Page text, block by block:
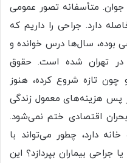
جوان. متأسفانه تصور عمومی
دارد. جراحی را داریم که
بوده، سال‌ها درس خوانده و
در تهران شده است. حقوق
و چون تازه شروع کرده، هنوز
پس هزینه‌های معمول زندگی
اقتصادی ختم نمی‌شود.
دارد، چطور می‌تواند با
بیماران بپردازد؟ این